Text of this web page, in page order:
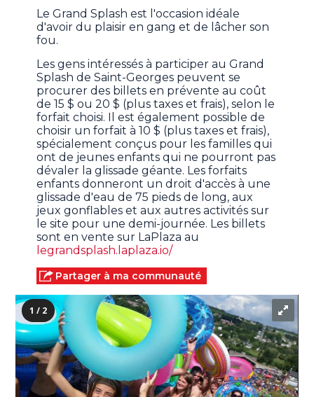
Le Grand Splash est l'occasion idéale
d'avoir du plaisir en gang et de lâcher son
fou.
Les gens intéressés à participer au Grand
Splash de Saint-Georges peuvent se
procurer des billets en prévente au coût
de 15 $ ou 20 $ (plus taxes et frais), selon le
forfait choisi. Il est également possible de
choisir un forfait à 10 $ (plus taxes et frais),
spécialement conçus pour les familles qui
ont de jeunes enfants qui ne pourront pas
dévaler la glissade géante. Les forfaits
enfants donneront un droit d'accès à une
glissade d'eau de 75 pieds de long, aux
jeux gonflables et aux autres activités sur
le site pour une demi-journée. Les billets
sont en vente sur LaPlaza au
legrandsplash.laplaza.io/
Partager à ma communauté
1 / 2